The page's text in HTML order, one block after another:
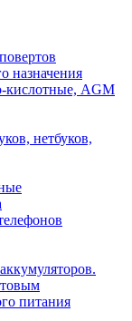
назначения
кислотные, AGM
нетбуков,
питания